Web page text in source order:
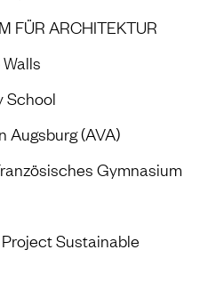
FÜR ARCHITEKTUR
School
Augsburg (AVA)
Gymnasium
Sustainable